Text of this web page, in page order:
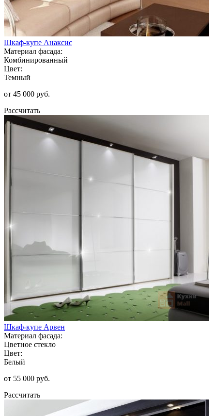
Шкаф-купе Анаксис
Материал фасада:
Комбинированный
Цвет:
Темный
от 45 000 руб.
Рассчитать
Шкаф-купе Арвен
Материал фасада:
Цветное стекло
Цвет:
Белый
от 55 000 руб.
Рассчитать